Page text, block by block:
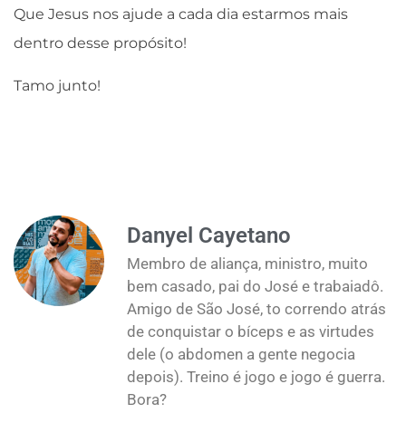
Que Jesus nos ajude a cada dia estarmos mais
dentro desse propósito!
Tamo junto!
Danyel Cayetano
Membro de aliança, ministro, muito
bem casado, pai do José e trabaiadô.
Amigo de São José, to correndo atrás
de conquistar o bíceps e as virtudes
dele (o abdomen a gente negocia
depois). Treino é jogo e jogo é guerra.
Bora?